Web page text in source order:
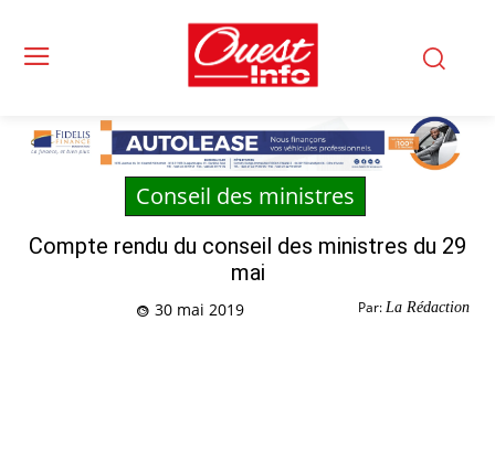
Conseil des ministres
Compte rendu du conseil des ministres du 29
mai
Par: La Rédaction
30 mai 2019